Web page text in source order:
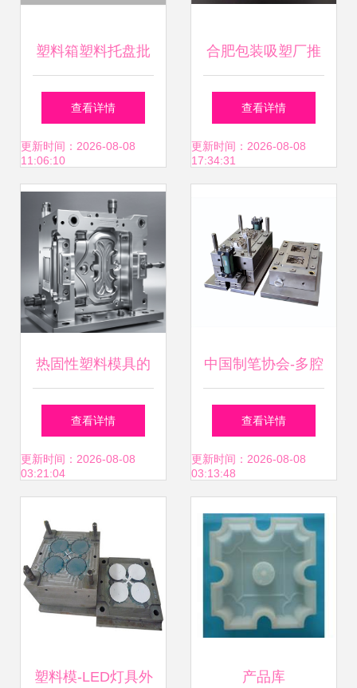
塑料箱塑料托盘批
发 塑料箱塑料托盘
供应 塑料箱塑料托
盘厂家
查看详情
更新时间：2026-08-08
11:06:10
合肥包装吸塑厂推
荐 多图
查看详情
更新时间：2026-08-08
17:34:31
热固性塑料模具的
注射侧
查看详情
更新时间：2026-08-08
03:21:04
中国制笔协会-多腔
塑料模具的优点有
哪些?
查看详情
更新时间：2026-08-08
03:13:48
塑料模-LED灯具外 产品库